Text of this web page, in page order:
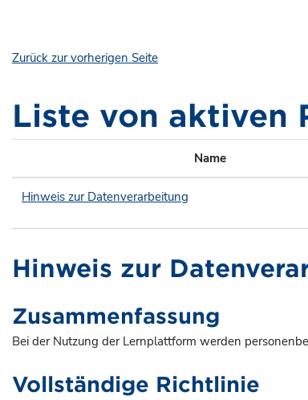
Zurück zur vorherigen Seite
Liste von aktiven
Name
Hinweis zur Datenverarbeitung
Hinweis zur
Zusammenfassung
Bei der Nutzung der Lernplattform werden
Vollständige Richtlinie